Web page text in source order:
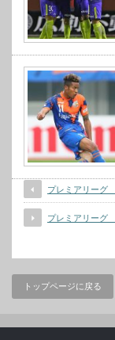
プレミアリーグ
プレミアリー
トップページに戻る